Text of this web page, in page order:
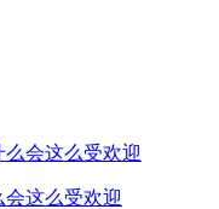
这么受欢迎